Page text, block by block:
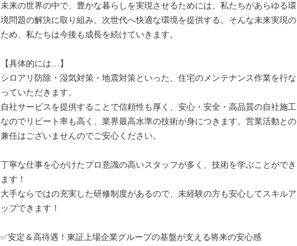
未来の世界の中で、豊かな暮らしを実現させるためには、私たちがあらゆる環
境問題の解決に取り組み、次世代へ快適な環境を提供する。そんな未来実現の
ため、私たちは今後も成長を続けていきます。
【具体的には…】
シロアリ防除・湿気対策・地震対策といった、住宅のメンテナンス作業を行な
っていただきます。
自社サービスを提供することで信頼性も厚く、安心・安全・高品質の自社施工
なのでリピート率も高く、業界最高水準の技術が身につきます。営業活動との
兼任はございませんのでご安心ください。
丁寧な仕事を心がけたプロ意識の高いスタッフが多く、技術を学ぶことができ
ます！
大手ならではの充実した研修制度があるので、未経験の方も安心してスキルア
ップできます！
✅安定＆高待遇！東証上場企業グループの基盤が支える将来の安心感